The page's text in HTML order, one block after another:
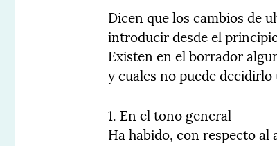
Dicen que los cambios de
introducir desde el
Existen en el borrador
y cuales no puede
1. En el tono general
Ha habido, con respecto